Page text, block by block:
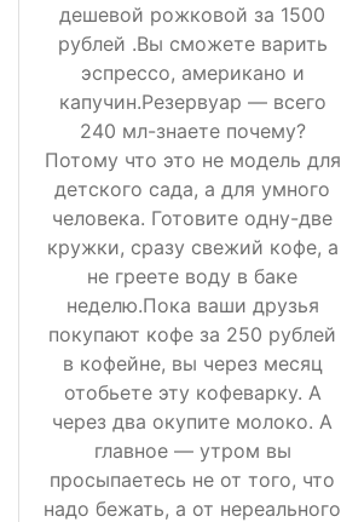
дешевой рожковой за 1500
рублей .Вы сможете варить
эспрессо, американо и
капучин.Резервуар — всего
240 мл-знаете почему?
Потому что это не модель для
детского сада, а для умного
человека. Готовите одну-две
кружки, сразу свежий кофе, а
не греете воду в баке
неделю.Пока ваши друзья
покупают кофе за 250 рублей
в кофейне, вы через месяц
отобьете эту кофеварку. А
через два окупите молоко. А
главное — утром вы
просыпаетесь не от того, что
надо бежать, а от нереального